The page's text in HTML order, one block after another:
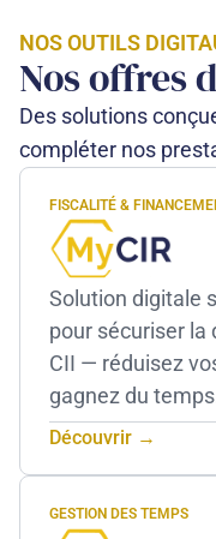
NOS OUTILS
Nos offres
Des solutions
compléter nos
FISCALITÉ &
Solution digitale
pour sécuriser la
CII — réduisez
gagnez du
Découvrir →
GESTION DES TEMPS